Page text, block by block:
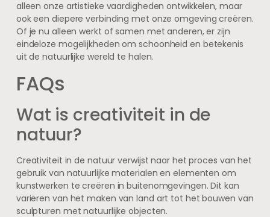
alleen onze artistieke vaardigheden ontwikkelen, maar
ook een diepere verbinding met onze omgeving creëren.
Of je nu alleen werkt of samen met anderen, er zijn
eindeloze mogelijkheden om schoonheid en betekenis
uit de natuurlijke wereld te halen.
FAQs
Wat is creativiteit in de
natuur?
Creativiteit in de natuur verwijst naar het proces van het
gebruik van natuurlijke materialen en elementen om
kunstwerken te creëren in buitenomgevingen. Dit kan
variëren van het maken van land art tot het bouwen van
sculpturen met natuurlijke objecten.